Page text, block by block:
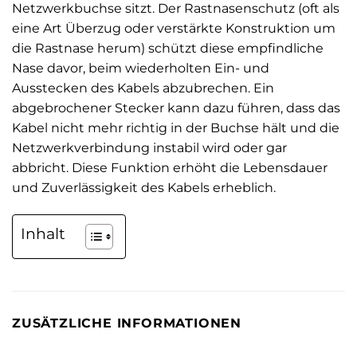
Netzwerkbuchse sitzt. Der Rastnasenschutz (oft als
eine Art Überzug oder verstärkte Konstruktion um
die Rastnase herum) schützt diese empfindliche
Nase davor, beim wiederholten Ein- und
Ausstecken des Kabels abzubrechen. Ein
abgebrochener Stecker kann dazu führen, dass das
Kabel nicht mehr richtig in der Buchse hält und die
Netzwerkverbindung instabil wird oder gar
abbricht. Diese Funktion erhöht die Lebensdauer
und Zuverlässigkeit des Kabels erheblich.
Inhalt
ZUSÄTZLICHE INFORMATIONEN